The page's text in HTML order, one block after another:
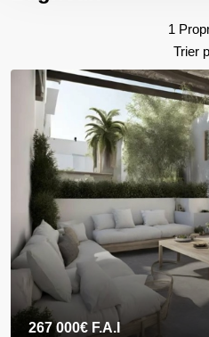
1
Trier
267 000€ F.A.I